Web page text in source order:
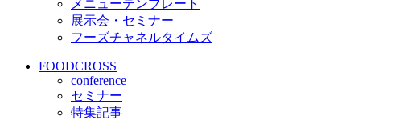
メニューテンプレート
展示会・セミナー
フーズチャネルタイムズ
FOODCROSS
conference
セミナー
特集記事